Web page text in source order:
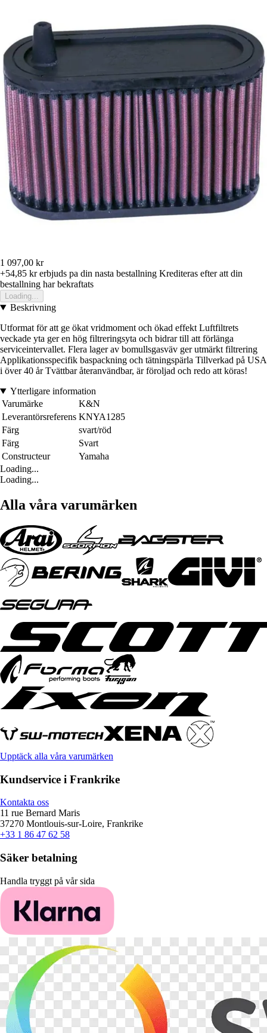
1 097,00 kr
+54,85 krerbjuds pa din nasta bestallning Krediteras efter att din
bestallning har bekraftats
Loading...
Beskrivning
Utformat för att ge ökat vridmoment och ökad effekt Luftfiltrets
veckade yta ger en hög filtreringsyta och bidrar till att förlänga
serviceintervallet. Flera lager av bomullsgasväv ger utmärkt filtrering
Applikationsspecifik baspackning och tätningspärla Tillverkad på USA
i över 40 år Tvättbar återanvändbar, är föroljad och redo att köras!
Ytterligare information
Varumärke
K&N
Leverantörsreferens KNYA1285
Färg
svart/röd
Färg
Svart
Constructeur
Yamaha
Loading...
Loading...
Alla våra varumärken
Upptäck alla våra varumärken
Kundservice i Frankrike
Kontakta oss
11 rue Bernard Maris
37270 Montlouis-sur-Loire, Frankrike
+33 1 86 47 62 58
Säker betalning
Handla tryggt på vår sida